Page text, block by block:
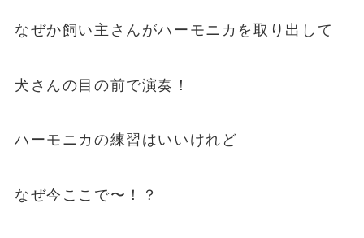
なぜか飼い主さんがハーモニカを取り出して
犬さんの目の前で演奏！
ハーモニカの練習はいいけれど
なぜ今ここで〜！？